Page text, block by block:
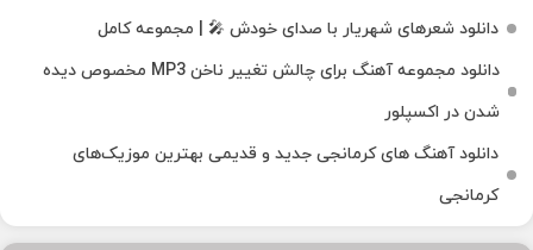
دانلود شعرهای شهریار با صدای خودش 🎤 | مجموعه کامل
دانلود مجموعه آهنگ برای چالش تغییر ناخن MP3 مخصوص دیده
شدن در اکسپلور
دانلود آهنگ‌ های کرمانجی جدید و قدیمی بهترین موزیک‌های
کرمانجی